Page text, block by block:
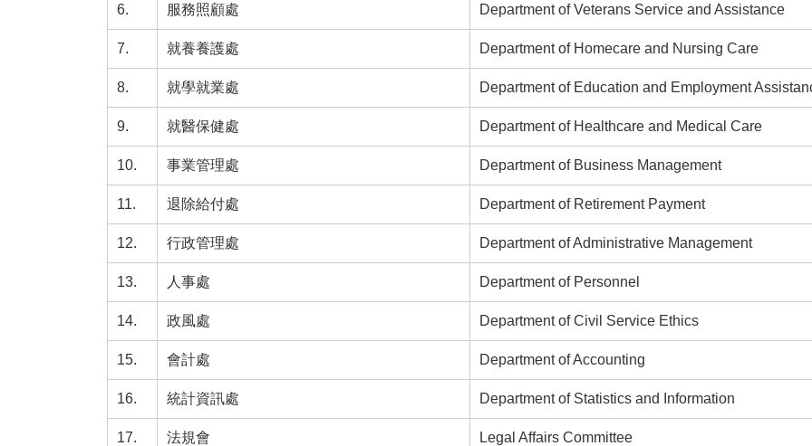
6. 服務照顧處 Department of Veterans Service and Assistance
7. 就養養護處 Department of Homecare and Nursing Care
8. 就學就業處 Department of Education and Employment
9. 就醫保健處 Department of Healthcare and Medical Care
10. 事業管理處 Department of Business Management
11. 退除給付處 Department of Retirement Payment
12. 行政管理處 Department of Administrative Management
13. 人事處 Department of Personnel
14. 政風處 Department of Civil Service Ethics
15. 會計處 Department of Accounting
16. 統計資訊處 Department of Statistics and Information
17. 法規會 Legal Affairs Committee